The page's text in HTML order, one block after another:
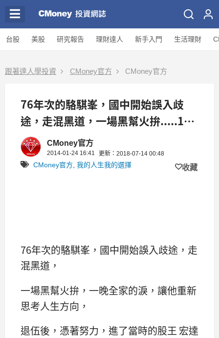
台股 美股 研究報告 理財達人 新手入門 生活理財
跟著達人學投資 CMoney官方 CMoney官方
76年次的駱騏峯，國中開始誤入歧
途，走混黑道，一場黑幫火拚.....10
年之後居然成為宏達電工程師
CMoney官方
2014-01-24 16:41 更新：2018-07-14 00:48
CMoney官方 我的人生我的選擇 收藏
76年次的駱騏峯，國中開始誤入歧途，走
混黑道，
一場黑幫火拚，一晚全家的淚，讓他重新
思考人生方向，
退伍後，憑著努力，進了當時的股王 宏達